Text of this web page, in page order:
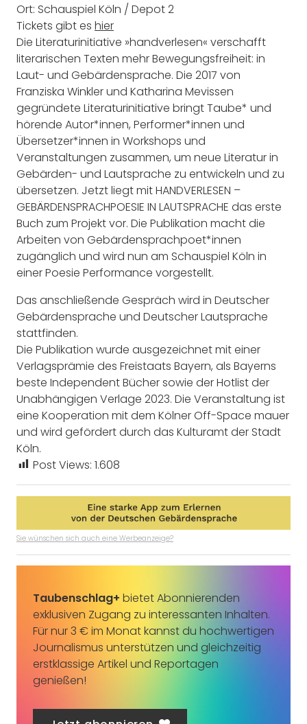
Ort: Schauspiel Köln / Depot 2
Tickets gibt es hier
Die Literaturinitiative »handverlesen« verschafft
literarischen Texten mehr Bewegungsfreiheit: in
Laut- und Gebärdensprache. Die 2017 von
Franziska Winkler und Katharina Mevissen
gegründete Literaturinitiative bringt Taube* und
hörende Autor*innen, Performer*innen und
Übersetzer*innen in Workshops und
Veranstaltungen zusammen, um neue Literatur in
Gebärden- und Lautsprache zu entwickeln und zu
übersetzen. Jetzt liegt mit HANDVERLESEN –
GEBÄRDENSPRACHPOESIE IN LAUTSPRACHE das erste
Buch zum Projekt vor. Die Publikation macht die
Arbeiten von Gebärdensprachpoet*innen
zugänglich und wird nun am Schauspiel Köln in
einer Poesie Performance vorgestellt.
Das anschließende Gespräch wird in Deutscher
Gebärdensprache und Deutscher Lautsprache
stattfinden.
Die Publikation wurde ausgezeichnet mit einer
Verlagsprämie des Freistaats Bayern, als Bayerns
beste Independent Bücher sowie der Hotlist der
Unabhängigen Verlage 2023. Die Veranstaltung ist
eine Kooperation mit dem Kölner Off-Space mauer
und wird gefördert durch das Kulturamt der Stadt
Köln.
Post Views: 1.608
Sie wünschen sich auch eine Werbeanzeige?
Taubenschlag+ bietet Abonnierenden
exklusiven Zugang zu interessanten Inhalten.
Für nur 3 € im Monat kannst du hochwertigen
Journalismus unterstützen und gleichzeitig
erstklassige Artikel und Reportagen
genießen!